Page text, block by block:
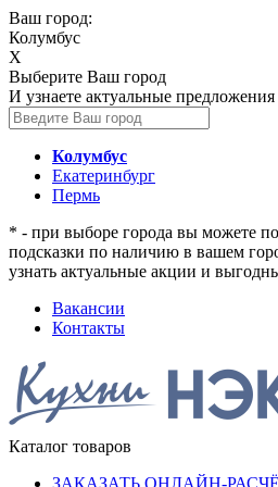
Ваш город:
Колумбус
X
Выберите Ваш город
И узнаете актуальные
Колумбус
Екатеринбург
Пермь
* - при выборе города вы можете
подсказки по наличию в вашем
узнать актуальные акции и
Вакансии
Контакты
Каталог товаров
ЗАКАЗАТЬ ОНЛАЙН-